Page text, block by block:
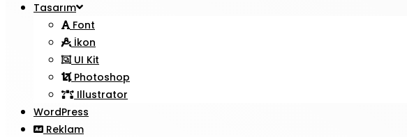
Tasarım
Font
İkon
UI Kit
Photoshop
Illustrator
WordPress
Reklam